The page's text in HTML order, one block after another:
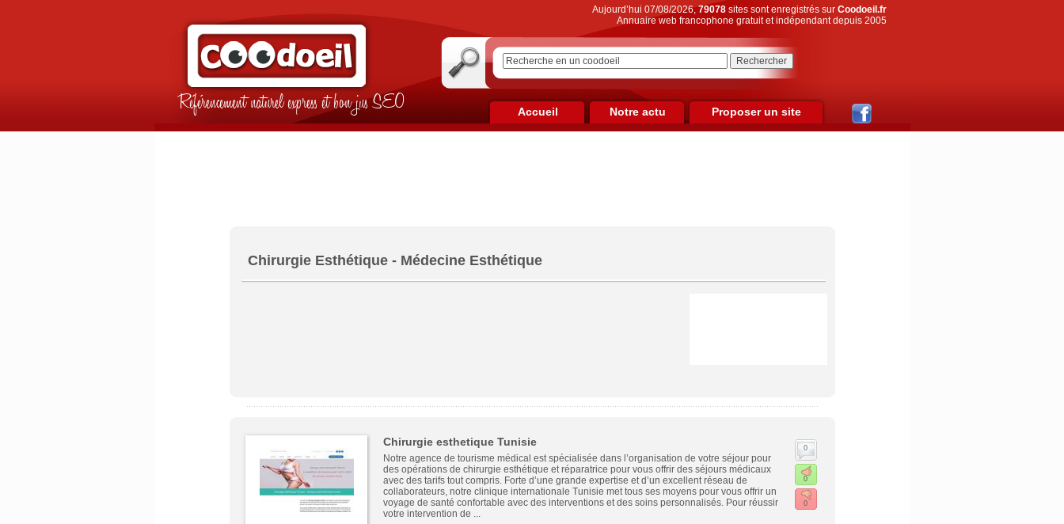
Référencement naturel express et bon jus SEO
Aujourd’hui 07/08/2026,79078sites sont enregistrés sur Coodoeil.fr
Annuaire web francophone gratuit et indépendant depuis 2005
Accueil Notre actu Proposer un site
Chirurgie Esthétique - Médecine Esthétique
Chirurgie esthetique Tunisie
Notre agence de tourisme médical est spécialisée dans l’organisation de votre séjour pour
des opérations de chirurgie esthétique et réparatrice pour vous offrir des séjours médicaux
avec des tarifs tout compris. Forte d’une grande expertise et d’un excellent réseau de
collaborateurs, notre clinique internationale Tunisie met tous ses moyens pour vous offrir un
voyage de santé confortable avec des interventions et des soins personnalisés. Pour réussir
votre intervention de ...
0
0
0